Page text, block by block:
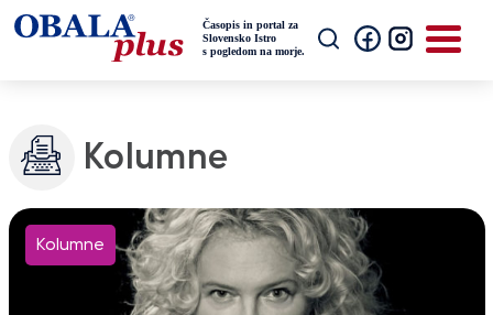
Kolumne
Kolumne